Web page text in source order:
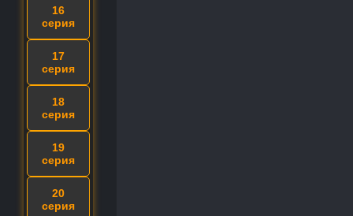
16
серия
17
серия
18
серия
19
серия
20
серия